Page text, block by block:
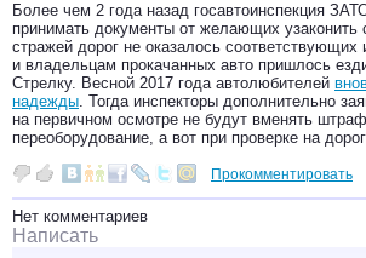
Более чем 2 года назад госавтоинспекция
принимать документы от желающих узаконить
стражей дорог не оказалось соответствующих
и владельцам прокачанных авто пришлось
Стрелку. Весной 2017 года автолюбителей
надежды. Тогда инспекторы дополнительно
на первичном осмотре не будут вменять
переоборудование, а вот при проверке на
Прокомментировать
Нет комментариев
Написать